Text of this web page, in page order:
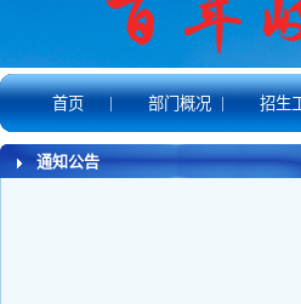
首页 | 部门概况 | 招生
通知公告